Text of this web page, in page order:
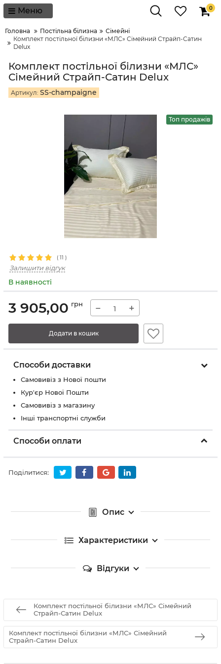
Меню 0
Головна Постільна білизна
Сімейні
Комплект постільної білизни «МЛС» Сімейний Страйп-Сатин
Delux
Комплект постільної білизни «МЛС»
Сімейний Страйп-Сатин Delux
Артикул: SS-champaigne
Топ продажів
( 11 )
Залишити відгук
В наявності
3 905,00 грн − +
Додати в кошик
Способи доставки
Самовивіз з Нової пошти
Кур'єр Нової Пошти
Самовивіз з магазину
Інші транспортні служби
Способи оплати
Поділитися:
Опис
Характеристики
Відгуки
Комплект постільної білизни «МЛС» Сімейний
Страйп-Сатин Delux
Комплект постільної білизни «МЛС» Сімейний
Страйп-Сатин Delux